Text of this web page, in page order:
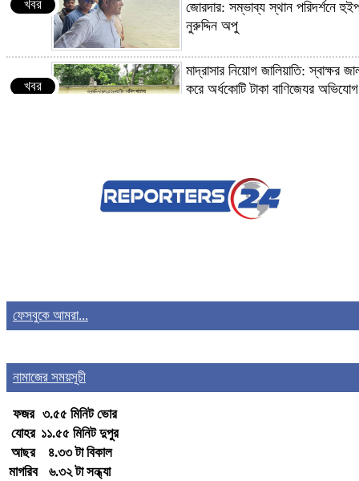
শাপলা চত্বর হত্যাকাণ্ডের বিচার হবে :
স্বরাষ্ট্রমন্ত্রী
খবর
জোরদার: সম্ভাব্য স্থান পরিদর্শনে
নুরুদ্দিন অপু
খবর
মাদ্রাসার নিয়োগ জালিয়াতি: স্বাক্ষর
করে অর্ধকোটি টাকা বাণিজ্যের অভিযোগ
খবর
সভাপতি ডলার, সম্পাদক পাভেল
খবর
ফেসবুকে আমরা...
নামাজের সময়সূচী
ফজর ৩.৫৫ মিনিট ভোর
যোহর ১১.৫৫ মিনিট দুপুর
আছর
৪.৩৩ টা বিকাল
মাগরিব
৬.৩২ টা সন্ধ্যা